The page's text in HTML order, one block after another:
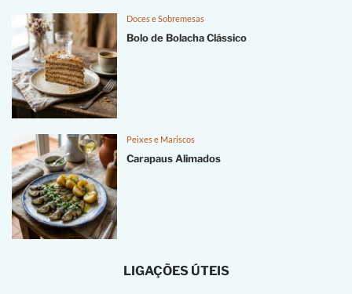
Doces e Sobremesas
Bolo de Bolacha Clássico
Peixes e Mariscos
Carapaus Alimados
LIGAÇÕES ÚTEIS